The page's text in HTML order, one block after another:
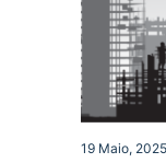
19 Maio,